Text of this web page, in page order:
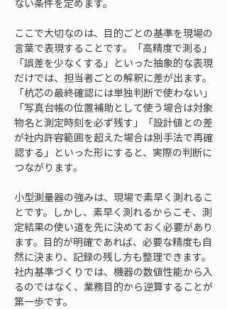
ない条件を定めます。
ここで大切なのは、目的ごとの基準を現場の
言葉で表現することです。「高精度で測る」
「誤差を少なくする」といった抽象的な表現
だけでは、担当者ごとの解釈に差が出ます。
「杭芯の最終確認には単独判断で使わない」
「写真台帳の位置補助として使う場合は対象
物名と測定時刻を必ず残す」「設計値との差
が社内許容範囲を超えた場合は別手法で再確
認する」といった形にすると、実際の判断に
つながります。
小型測量器の強みは、現場で素早く測れるこ
とです。しかし、素早く測れるからこそ、測
定結果の使い道を先に決めておく必要があり
ます。目的が明確であれば、必要な精度も自
然に決まり、記録の残し方も整理できます。
社内基準づくりでは、機器の数値性能から入
るのではなく、業務目的から逆算することが
第一歩です。